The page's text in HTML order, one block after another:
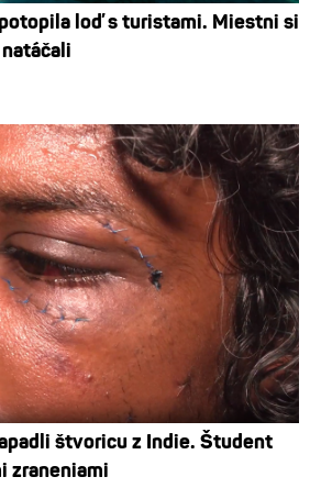
loď s turistami. Miestni si
štvoricu z Indie. Študent
zraneniami